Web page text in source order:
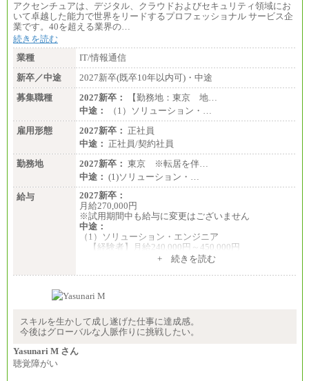
アクセンチュアは、デジタル、クラウドおよびセキュリティ領域にお
いて卓越した能力で世界をリードするプロフェッショナル サービス企
業です。40を超える業界の…
続きを読む
業種
IT/情報通信
新卒／中途
2027新卒(既卒10年以内可)・中途
募集職種
2027新卒：
【勤務地：東京 地…
中途：
（1）ソリューション・…
雇用形態
2027新卒： 正社員
中途： 正社員/契約社員
勤務地
2027新卒： 東京 ※転居を伴…
中途： (1)ソリューション・…
給与
2027新卒：
月給270,000円
※試用期間中も給与に変更はございません
中途：
（1）ソリューション・エンジニア
【経験者】月給240,000円～450,000円
※地域や業務内容によって変動があります
※地域や業務内容によって変動があります
（2）一般事務
※地域や業務内容によって変動があります
（3）庶務/軽作業
+ 続きを読む
スキルを生かして成し遂げた仕事に達成感。
今後はグローバルな人脈作りに挑戦したい。
Yasunari M さん
聴覚障がい